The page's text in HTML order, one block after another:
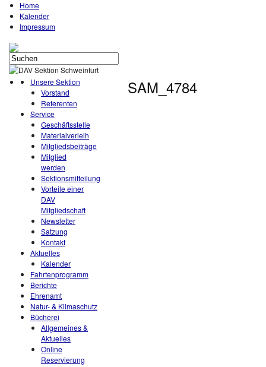
Home
Kalender
Impressum
Unsere Sektion
Vorstand
Referenten
Service
Geschäftsstelle
Materialverleih
Mitgliedsbeiträge
Mitglied
werden
Sektionsmitteilung
Vorteile einer
DAV
Mitgliedschaft
Newsletter
Satzung
Kontakt
Aktuelles
Kalender
Fahrtenprogramm
Berichte
Ehrenamt
Natur- & Klimaschutz
Bücherei
Allgemeines &
Aktuelles
Online
Reservierung
SAM_4784